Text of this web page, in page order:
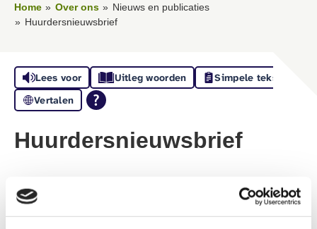
Home Over ons
Nieuws en publicaties
Huurdersnieuwsbrief
Lees voor Uitleg woorden
Simpele tekst
Vertalen
Huurdersnieuwsbrief
naar huurders. We doen dit zowel digitaal als via de post.
Elke gemeente kent een ‘eigen’ versie met lokale